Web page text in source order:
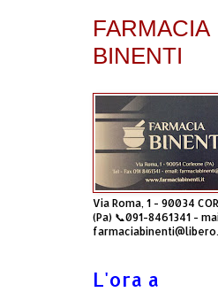
FARMACIA
BINENTI
Via Roma, 1 - 90034
(Pa) 📞091-8461341 -
L'ora a